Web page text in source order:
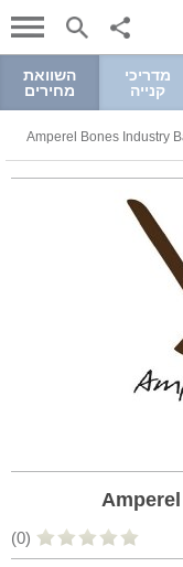
מדריכי
קנייה
השוואת
מחירים
(0)